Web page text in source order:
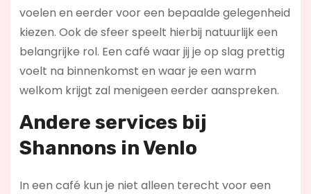
voelen en eerder voor een bepaalde gelegenheid
kiezen. Ook de sfeer speelt hierbij natuurlijk een
belangrijke rol. Een café waar jij je op slag prettig
voelt na binnenkomst en waar je een warm
welkom krijgt zal menigeen eerder aanspreken.
Andere services bij
Shannons in Venlo
In een café kun je niet alleen terecht voor een